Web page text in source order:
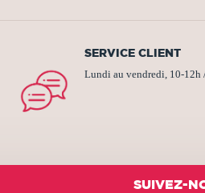
SERVICE CLIENT
Lundi au vendredi, 10-12h
SUIVEZ-